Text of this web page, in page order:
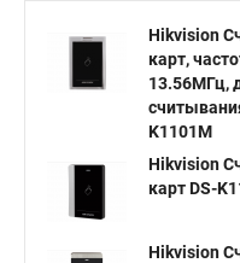
Hikvision
карт,
13.56МГц,
K1101M
Hikvision
карт DS-
Hikvision